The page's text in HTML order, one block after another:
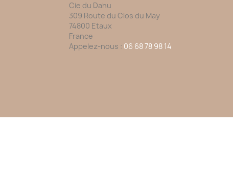
Cie du Dahu
309 Route du Clos du May
74800 Etaux
France
Appelez-nous : 06 68 78 98 14